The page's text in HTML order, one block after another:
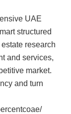
UAE
structured
research
and services,
market.
and turn